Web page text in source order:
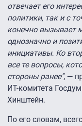
отвечает его
политики, так и с
конечно вызывает
однозначно и
инициативы. Ко
все те вопросы,
стороны ранее", —
ИТ-комитета
Хинштейн.
По его словам,